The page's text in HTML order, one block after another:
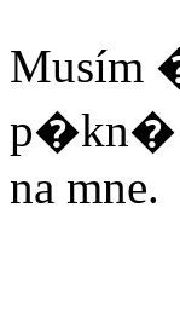
Musím
p�kn�
na mne.